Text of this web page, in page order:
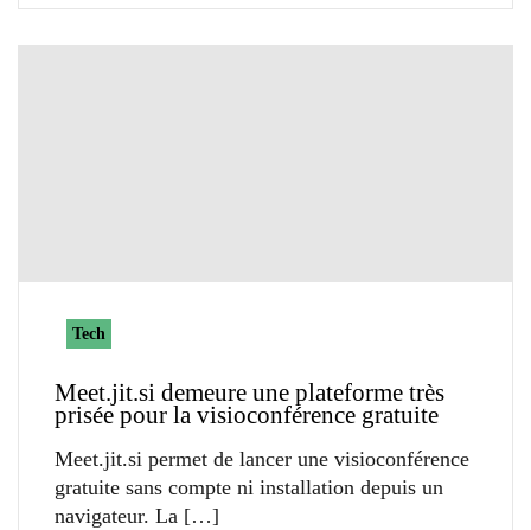
Tech
Meet.jit.si demeure une plateforme très
prisée pour la visioconférence gratuite
Meet.jit.si permet de lancer une visioconférence
gratuite sans compte ni installation depuis un
navigateur. La